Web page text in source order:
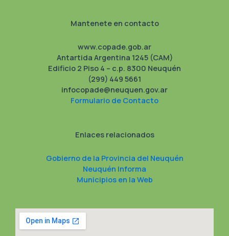
Mantenete en contacto
www.copade.gob.ar
Antartida Argentina 1245 (CAM)
Edificio 2 Piso 4 – c.p. 8300 Neuquén
(299) 449 5661
infocopade@neuquen.gov.ar
Formulario de Contacto
Enlaces relacionados
Gobierno de la Provincia del Neuquén
Neuquén Informa
Municipios en la Web